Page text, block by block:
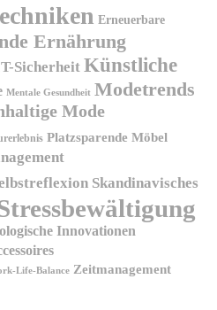
Erneuerbare
Ernährung
Sicherheit Künstliche
Mentale Gesundheit Modetrends
Mode
Platzsparende Möbel
Skandinavisches
Innovationen
Life-Balance Zeitmanagement